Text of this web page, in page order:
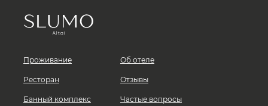
Проживание
Ресторан
Банный комплекс
Об отеле
Отзывы
Частые вопросы